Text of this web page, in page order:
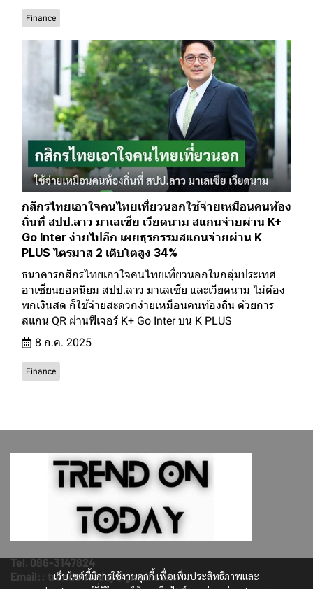
Finance
กสิกรไทยเอาใจคนไทยเที่ยวนอกใช้จ่ายเหมือนคนท้อง
ถิ่นที่ สปป.ลาว มาเลเซีย เวียดนาม สแกนจ่ายผ่าน K+
Go Inter ง่ายไปอีก เผยธุรกรรมสแกนจ่ายผ่าน K
PLUS ไตรมาส 2 เติบโตสูง 34%
ธนาคารกสิกรไทยเอาใจคนไทยเที่ยวนอกในกลุ่มประเทศ
อาเซียนยอดนิยม สปป.ลาว มาเลเซีย และเวียดนาม ไม่ต้อง
พกเงินสด ก็ใช้จ่ายสะดวกง่ายเหมือนคนท้องถิ่น ด้วยการ
สแกน QR ผ่านฟีเจอร์ K+ Go Inter บน K PLUS
8 ก.ค. 2025
Finance
เว็บไซต์นี้มีการใช้งานคุกกี้ เพื่อเพิ่มประสิทธิภาพและ
Tel. 086-3147824
Email:: trendontoday@gmail.com